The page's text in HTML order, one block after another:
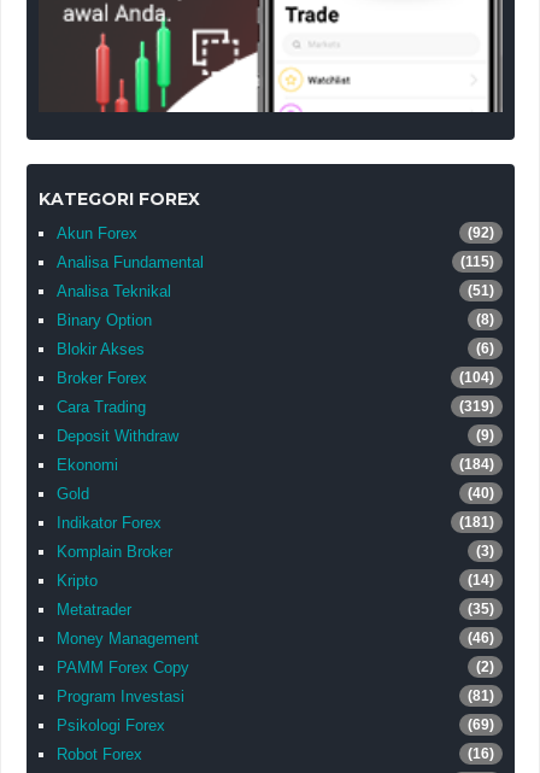
KATEGORI FOREX
Akun Forex (92)
Analisa Fundamental (115)
Analisa Teknikal (51)
Binary Option (8)
Blokir Akses (6)
Broker Forex (104)
Cara Trading (319)
Deposit Withdraw (9)
Ekonomi (184)
Gold (40)
Indikator Forex (181)
Komplain Broker (3)
Kripto (14)
Metatrader (35)
Money Management (46)
PAMM Forex Copy (2)
Program Investasi (81)
Psikologi Forex (69)
Robot Forex (16)